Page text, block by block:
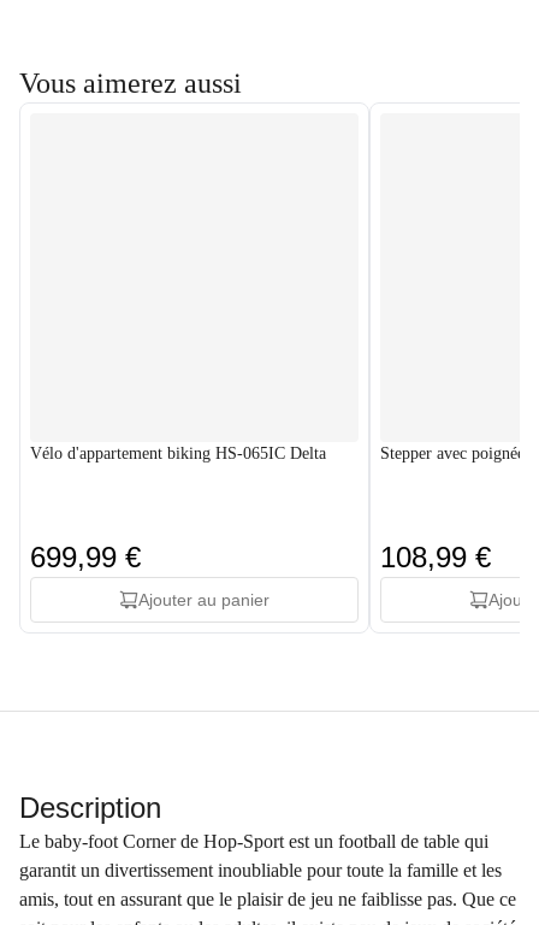
Vous aimerez aussi
Vélo d'appartement biking HS-065IC Delta
699,99 €
Ajouter au panier
Stepper avec
108,99 €
Description
Le baby-foot Corner de Hop-Sport est un football de table qui
garantit un divertissement inoubliable pour toute la famille et les
amis, tout en assurant que le plaisir de jeu ne faiblisse pas. Que ce